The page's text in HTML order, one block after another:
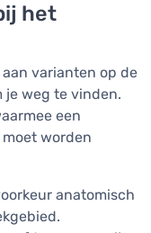
het
varianten op de
je weg te vinden.
een
moet worden
anatomisch